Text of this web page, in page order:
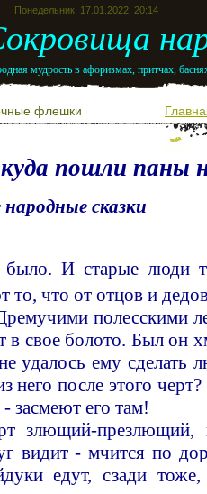
Понедельник, 17.01.2022, 20:14
мудрость в афоризмах, притчах,
флешки
пошли паны
народные сказки
было. И старые люди
то, что от отцов и
полесскими
в свое болото. Был он
удалось ему сделать
него после этого
засмеют его там!
злющий-презлющий,
видит - мчится по
едут, сзади